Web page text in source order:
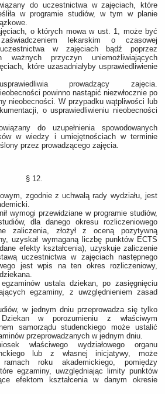
do uczestnictwa w zajęciach, które
w programie studiów, w tym w planie
o których mowa w ust. 1, może być
zaświadczeniem lekarskim o czasowej
w zajęciach bądź poprzez
ważnych przyczyn uniemożliwiających
które uzasadniałyby usprawiedliwienie
prowadzący zajęcia.
powinno nastąpić niezwłocznie po
nieobecności. W przypadku wątpliwości lub
o usprawiedliwieniu nieobecności
do uzupełnienia spowodowanych
w wiedzy i umiejętnościach w terminie
przez prowadzącego zajęcia.
§ 12.
zgodnie z uchwałą rady wydziału, jest
wymogi przewidziane w programie studiów,
dla danego okresu rozliczeniowego
zaliczenia, złożył z oceną pozytywną
uzyskał wymaganą liczbę punktów ECTS
efekty kształcenia), uzyskuje zaliczenie
uczestnictwa w zajęciach następnego
jest wpis na ten okres rozliczeniowy,
egzaminów ustala dziekan, po zasięgnięciu
egzaminy, z uwzględnieniem zasad
w jednym dniu przeprowadza się tylko
w porozumieniu z właściwym
samorządu studenckiego może ustalić
przeprowadzanych w jednym dniu.
właściwego wydziałowego organu
lub z własnej inicjatywy, może
roku akademickiego, pomiędzy
egzaminy, uwzględniając limity punktów
efektom kształcenia w danym okresie